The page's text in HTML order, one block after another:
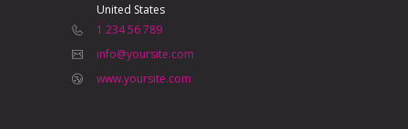
United States
1 234 56 789
info@yoursite.com
www.yoursite.com